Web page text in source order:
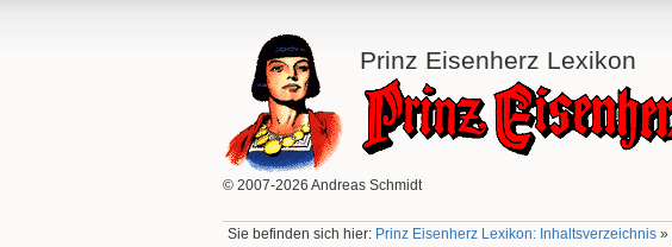
Prinz Eisenherz Lexikon
© 2007-2026 Andreas Schmidt
Sie befinden sich hier: Prinz Eisenherz Lexikon: Inhaltsverzeichnis »